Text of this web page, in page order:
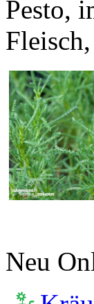
Pesto,
Neu